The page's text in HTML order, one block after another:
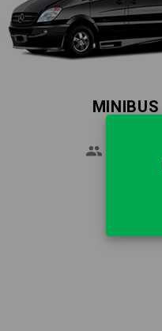
MINIBUS